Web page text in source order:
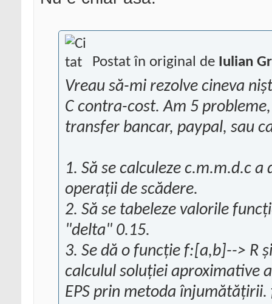
Postat în original de Iulian
Vreau să-mi rezolve cineva
C contra-cost. Am 5
transfer bancar, paypal, sau
1. Să se calculeze c.m.m.d.c
operații de scădere.
2. Să se tabeleze valorile
"delta" 0.15.
3. Se dă o funcție f:[a,b]--> R
calculul soluției aproximative
EPS prin metoda